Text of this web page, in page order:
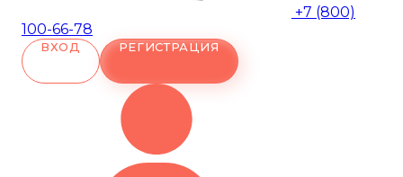
+7 (800)
100-66-78
ВХОД РЕГИСТРАЦИЯ